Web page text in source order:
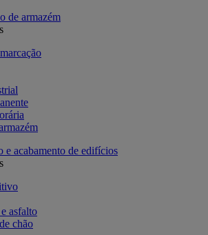
de armazém
e acabamento de edifícios
asfalto
chão